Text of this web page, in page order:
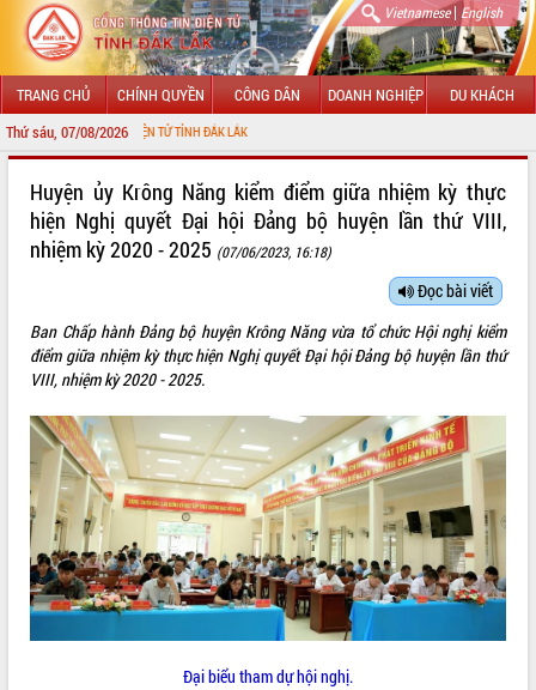
Vietnamese| English
TRANG CHỦ CHÍNH QUYỀN CÔNG DÂN DOANH NGHIỆP DU KHÁCH
Thứ sáu, 07/08/2026
TIN ĐIỆN TỬ TỈNH ĐẮK LẮK
LÃNH ĐẠO UBND TỈNH
SỞ, BAN, NGÀNH
UBND CÁC XÃ, PHƯỜNG
THÔNG TIN CHỈ ĐẠO ĐIỀU HÀNH
HỆ THỐNG VĂN BẢN
VĂN BẢN HĐND TỈNH
ĐIỂM TIN VĂN BẢN
QUY HOẠCH - KẾ HOẠCH
Huyện ủy Krông Năng kiểm điểm giữa nhiệm kỳ thực
hiện Nghị quyết Đại hội Đảng bộ huyện lần thứ VIII,
nhiệm kỳ 2020 - 2025 (07/06/2023, 16:18)
Đọc bài viết
Ban Chấp hành Đảng bộ huyện Krông Năng vừa tổ chức Hội nghị kiểm
điểm giữa nhiệm kỳ thực hiện Nghị quyết Đại hội Đảng bộ huyện lần thứ
VIII, nhiệm kỳ 2020 - 2025.
Đại biểu tham dự hội nghị.